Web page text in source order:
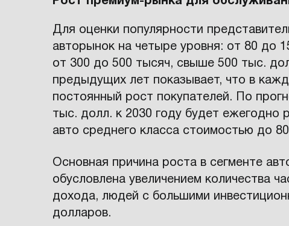
Для оценки популярности
авторынок на четыре уровня: от 80 до
от 300 до 500 тысяч, свыше 500 тыс.
предыдущих лет показывает, что в
постоянный рост покупателей. По
тыс. долл. к 2030 году будет ежегодно
авто среднего класса стоимостью до
Основная причина роста в сегменте
обусловлена увеличением количества
дохода, людей с большими
долларов.